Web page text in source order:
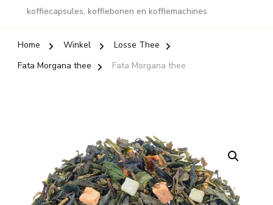
koffiecapsules, koffiebonen en koffiemachines
Home Winkel
Losse Thee
Fata Morgana thee
Fata Morgana thee